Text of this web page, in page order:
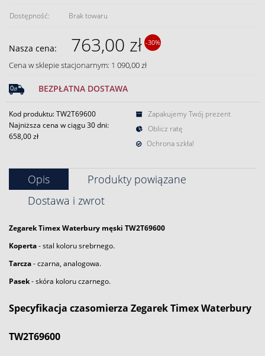
Dostępność: Brak towaru
Nasza cena: 763,00 zł -30%
Cena w sklepie stacjonarnym: 1 090,00 zł
BEZPŁATNA DOSTAWA
Kod produktu: TW2T69600
Najniższa cena w ciągu 30 dni:
658,00 zł
Zapakujemy Twój prezent
Oblicz ratę
Ochrona szkła!
Opis
Produkty powiązane
Dostawa i zwrot
ZegarekTimexWaterbury męski TW2T69600
Koperta- stal koloru srebrnego.
Tarcza- czarna, analogowa.
Pasek- skóra koloru czarnego.
Specyfikacja czasomierza Zegarek Timex Waterbury
TW2T69600